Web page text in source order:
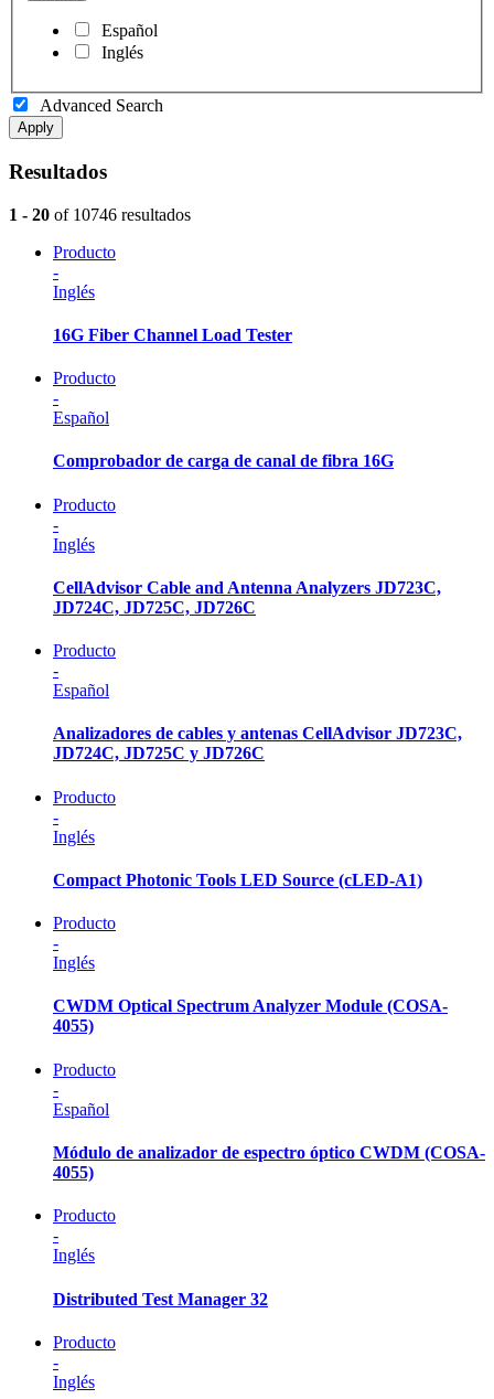
Español
Inglés
Advanced Search
Apply
Resultados
1 - 20 of 10746 resultados
Producto
-
Inglés
16G Fiber Channel Load Tester
Producto
-
Español
Comprobador de carga de canal de fibra 16G
Producto
-
Inglés
CellAdvisor Cable and Antenna Analyzers JD723C,
JD724C, JD725C, JD726C
Producto
-
Español
Analizadores de cables y antenas CellAdvisor JD723C,
JD724C, JD725C y JD726C
Producto
-
Inglés
Compact Photonic Tools LED Source (cLED-A1)
Producto
-
Inglés
CWDM Optical Spectrum Analyzer Module (COSA-
4055)
Producto
-
Español
Módulo de analizador de espectro óptico CWDM (COSA-
4055)
Producto
-
Inglés
Distributed Test Manager 32
Producto
-
Inglés